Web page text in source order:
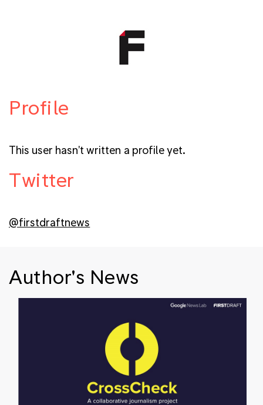
Profile
This user hasn't written a profile yet.
Twitter
@firstdraftnews
Author's News